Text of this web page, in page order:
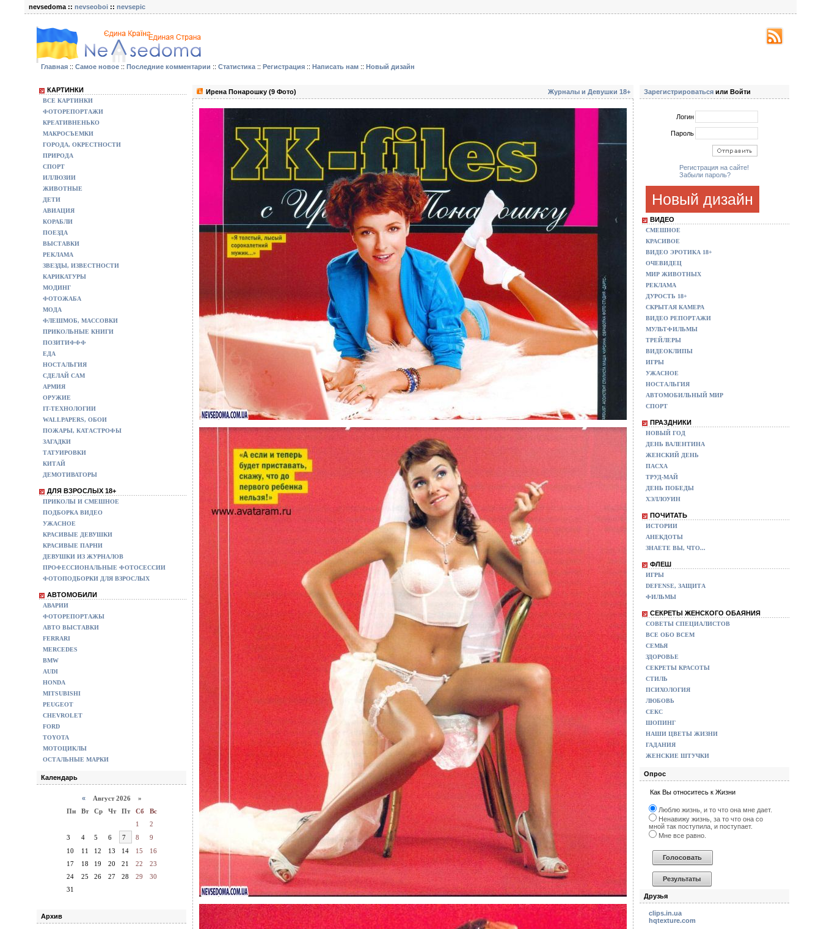
nevsedoma :: nevseoboi :: nevsepic
Главная :: Самое новое :: Последние комментарии :: Статистика :: Регистрация :: Написать нам :: Новый дизайн
КАРТИНКИ
ВСЕ КАРТИНКИ
ФОТОРЕПОРТАЖИ
КРЕАТИВНЕНЬКО
МАКРОСЪЕМКИ
ГОРОДА, ОКРЕСТНОСТИ
ПРИРОДА
СПОРТ
ИЛЛЮЗИИ
ЖИВОТНЫЕ
ДЕТИ
АВИАЦИЯ
КОРАБЛИ
ПОЕЗДА
ВЫСТАВКИ
РЕКЛАМА
ЗВЕЗДЫ, ИЗВЕСТНОСТИ
КАРИКАТУРЫ
МОДИНГ
ФОТОЖАБА
МОДА
ФЛЕШМОБ, МАССОВКИ
ПРИКОЛЬНЫЕ КНИГИ
ПОЗИТИФФФ
ЕДА
НОСТАЛЬГИЯ
СДЕЛАЙ САМ
АРМИЯ
ОРУЖИЕ
IT-ТЕХНОЛОГИИ
WALLPAPERS, ОБОИ
ПОЖАРЫ, КАТАСТРОФЫ
ЗАГАДКИ
ТАТУИРОВКИ
КИТАЙ
ДЕМОТИВАТОРЫ
ДЛЯ ВЗРОСЛЫХ 18+
ПРИКОЛЫ И СМЕШНОЕ
ПОДБОРКА ВИДЕО
УЖАСНОЕ
КРАСИВЫЕ ДЕВУШКИ
КРАСИВЫЕ ПАРНИ
ДЕВУШКИ ИЗ ЖУРНАЛОВ
ПРОФЕССИОНАЛЬНЫЕ ФОТОСЕССИИ
ФОТОПОДБОРКИ ДЛЯ ВЗРОСЛЫХ
АВТОМОБИЛИ
АВАРИИ
ФОТОРЕПОРТАЖЫ
АВТО ВЫСТАВКИ
FERRARI
MERCEDES
BMW
AUDI
HONDA
MITSUBISHI
PEUGEOT
CHEVROLET
FORD
TOYOTA
МОТОЦИКЛЫ
ОСТАЛЬНЫЕ МАРКИ
Календарь
« Август 2026 »
Пн
Вт Ср Чт Пт Сб
Вс
1
2
3
4 5 6 7 8
9
10
11 12 13 14 15
16
17
18 19 20 21 22
23
24
25 26 27 28 29
30
31
Архив
Журналы и Девушки 18+
Ирена Понарошку (9 Фото) Зарегистрироваться или Войти
Логин
Пароль
Регистрация на сайте!
Забыли пароль?
Новый дизайн
ВИДЕО
СМЕШНОЕ
КРАСИВОЕ
ВИДЕО ЭРОТИКА 18+
ОЧЕВИДЕЦ
МИР ЖИВОТНЫХ
РЕКЛАМА
ДУРОСТЬ 18+
СКРЫТАЯ КАМЕРА
ВИДЕО РЕПОРТАЖИ
МУЛЬТФИЛЬМЫ
ТРЕЙЛЕРЫ
ВИДЕОКЛИПЫ
ИГРЫ
УЖАСНОЕ
НОСТАЛЬГИЯ
АВТОМОБИЛЬНЫЙ МИР
СПОРТ
ПРАЗДНИКИ
НОВЫЙ ГОД
ДЕНЬ ВАЛЕНТИНА
ЖЕНСКИЙ ДЕНЬ
ПАСХА
ТРУД-МАЙ
ДЕНЬ ПОБЕДЫ
ХЭЛЛОУИН
ПОЧИТАТЬ
ИСТОРИИ
АНЕКДОТЫ
ЗНАЕТЕ ВЫ, ЧТО...
ФЛЕШ
ИГРЫ
DEFENSE, ЗАЩИТА
ФИЛЬМЫ
СЕКРЕТЫ ЖЕНСКОГО ОБАЯНИЯ
СОВЕТЫ СПЕЦИАЛИСТОВ
ВСЕ ОБО ВСЕМ
СЕМЬЯ
ЗДОРОВЬЕ
СЕКРЕТЫ КРАСОТЫ
СТИЛЬ
ПСИХОЛОГИЯ
ЛЮБОВЬ
СЕКС
ШОПИНГ
НАШИ ЦВЕТЫ ЖИЗНИ
ГАДАНИЯ
ЖЕНСКИЕ ШТУЧКИ
Опрос
Как Вы относитесь к Жизни
Люблю жизнь, и то что она мне дает.
Ненавижу жизнь, за то что она со
мной так поступила, и поступает.
Мне все равно.
Друзья
clips.in.ua
hqtexture.com